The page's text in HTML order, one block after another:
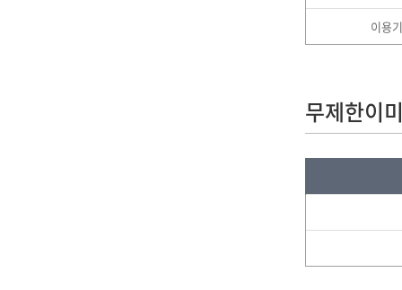
이용
무제한이